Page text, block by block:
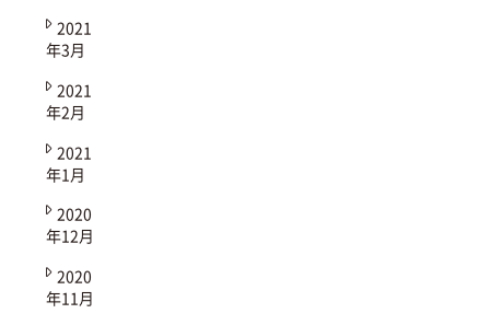
2021
年3月
2021
年2月
2021
年1月
2020
年12月
2020
年11月